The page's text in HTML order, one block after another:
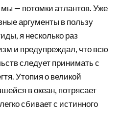
— потомки атлантов. Уже
аргументы в пользу
я несколько раз
и предупреждал, что всю
следует принимать с
Утопия о великой
в океан, потрясает
сбивает с истинного